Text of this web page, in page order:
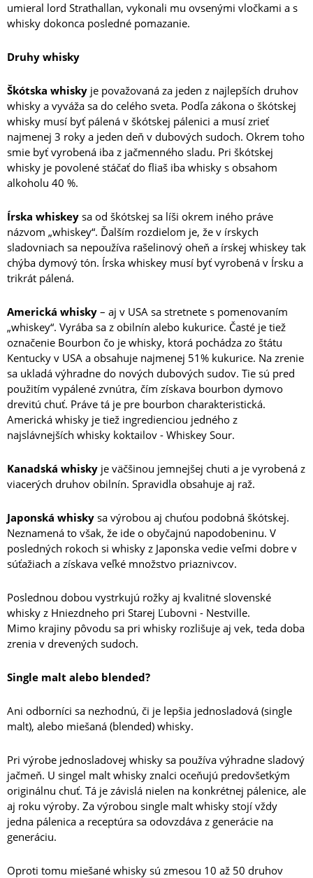
umieral lord Strathallan, vykonali mu ovsenými vločkami a s
whisky dokonca posledné pomazanie.
Druhy whisky
Škótska whisky je považovaná za jeden z najlepších druhov
whisky a vyváža sa do celého sveta. Podľa zákona o škótskej
whisky musí byť pálená v škótskej pálenici a musí zrieť
najmenej 3 roky a jeden deň v dubových sudoch. Okrem toho
smie byť vyrobená iba z jačmenného sladu. Pri škótskej
whisky je povolené stáčať do fliaš iba whisky s obsahom
alkoholu 40 %.
Írska whiskey sa od škótskej sa líši okrem iného práve
názvom „whiskey“. Ďalším rozdielom je, že v írskych
sladovniach sa nepoužíva rašelinový oheň a írskej whiskey tak
chýba dymový tón. Írska whiskey musí byť vyrobená v Írsku a
trikrát pálená.
Americká whisky – aj v USA sa stretnete s pomenovaním
„whiskey“. Vyrába sa z obilnín alebo kukurice. Časté je tiež
označenie Bourbon čo je whisky, ktorá pochádza zo štátu
Kentucky v USA a obsahuje najmenej 51% kukurice. Na zrenie
sa ukladá výhradne do nových dubových sudov. Tie sú pred
použitím vypálené zvnútra, čím získava bourbon dymovo
drevitú chuť. Práve tá je pre bourbon charakteristická.
Americká whisky je tiež ingredienciou jedného z
najslávnejších whisky koktailov - Whiskey Sour.
Kanadská whisky je väčšinou jemnejšej chuti a je vyrobená z
viacerých druhov obilnín. Spravidla obsahuje aj raž.
Japonská whisky sa výrobou aj chuťou podobná škótskej.
Neznamená to však, že ide o obyčajnú napodobeninu. V
posledných rokoch si whisky z Japonska vedie veľmi dobre v
súťažiach a získava veľké množstvo priaznivcov.
Poslednou dobou vystrkujú rožky aj kvalitné slovenské
whisky z Hniezdneho pri Starej Ľubovni - Nestville.
Mimo krajiny pôvodu sa pri whisky rozlišuje aj vek, teda doba
zrenia v drevených sudoch.
Single malt alebo blended?
Ani odborníci sa nezhodnú, či je lepšia jednosladová (single
malt), alebo miešaná (blended) whisky.
Pri výrobe jednosladovej whisky sa používa výhradne sladový
jačmeň. U singel malt whisky znalci oceňujú predovšetkým
originálnu chuť. Tá je závislá nielen na konkrétnej pálenice, ale
aj roku výroby. Za výrobou single malt whisky stojí vždy
jedna pálenica a receptúra ​​sa odovzdáva z generácie na
generáciu.
Oproti tomu miešané whisky sú zmesou 10 až 50 druhov